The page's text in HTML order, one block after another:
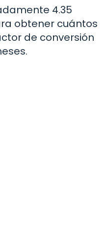
4.35
obtener cuántos
de conversión